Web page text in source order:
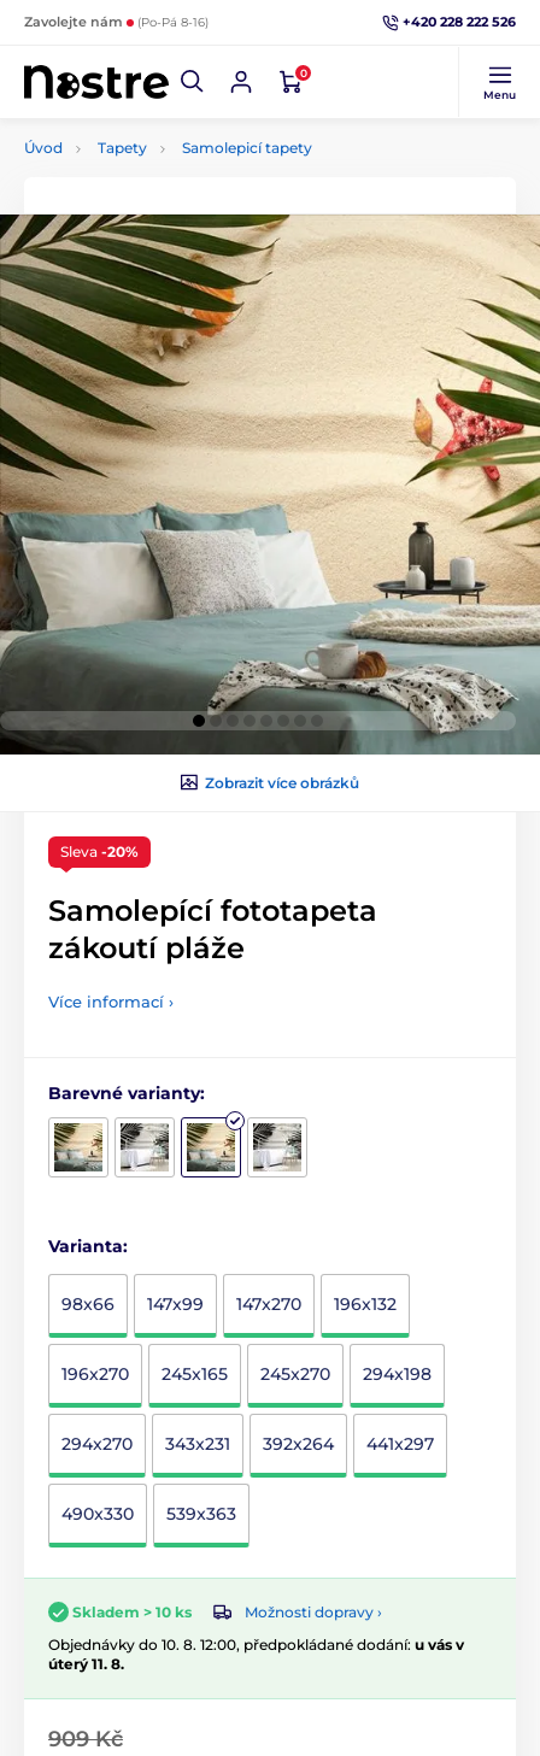
Zavolejte nám (Po-Pá 8-16) +420 228 222 526
0
Menu
Úvod Tapety Samolepicí tapety
Zobrazit více obrázků
Sleva -20%
Samolepící fototapeta
zákoutí pláže
Více informací ›
Barevné varianty:
Varianta:
98x66 147x99 147x270 196x132
196x270 245x165 245x270 294x198
294x270 343x231 392x264 441x297
490x330 539x363
Skladem > 10 ks
Možnosti dopravy ›
Objednávky do 10. 8. 12:00, předpokládané dodání: u vás v
úterý 11. 8.
909 Kč